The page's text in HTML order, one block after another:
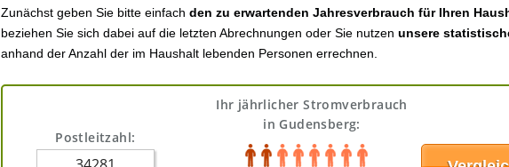
Zunächst geben Sie bitte einfach den zu erwartenden Jahresverbrauch für Ihren
beziehen Sie sich dabei auf die letzten Abrechnungen oder Sie nutzen unsere
anhand der Anzahl der im Haushalt lebenden Personen errechnen.
Postleitzahl:
Ihr jährlicher Stromverbrauch
in Gudensberg: